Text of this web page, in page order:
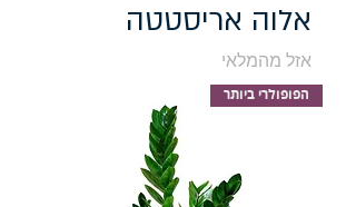
אלוה אריסטטה
אזל מהמלאי
הפופולרי ביותר